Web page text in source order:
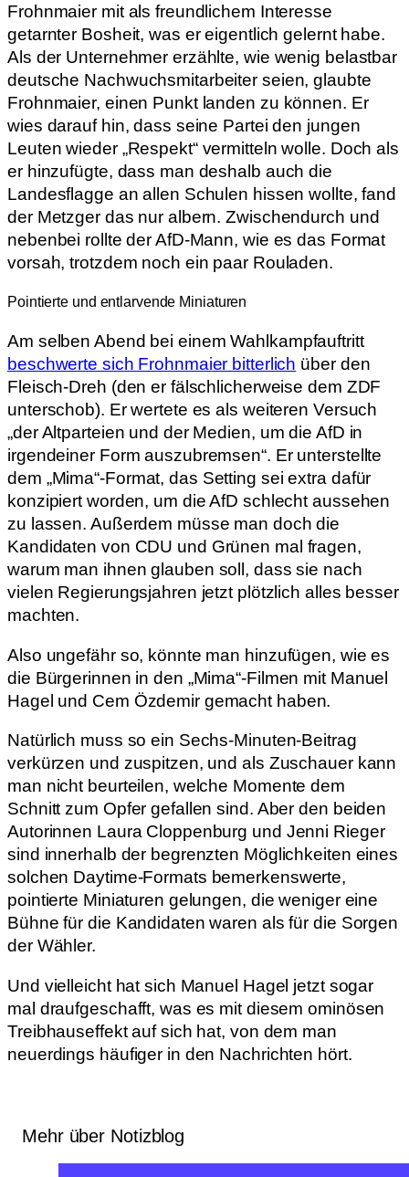
Frohnmaier mit als freundlichem Interesse
getarnter Bosheit, was er eigentlich gelernt habe.
Als der Unternehmer erzählte, wie wenig belastbar
deutsche Nachwuchsmitarbeiter seien, glaubte
Frohnmaier, einen Punkt landen zu können. Er
wies darauf hin, dass seine Partei den jungen
Leuten wieder „Respekt“ vermitteln wolle. Doch als
er hinzufügte, dass man deshalb auch die
Landesflagge an allen Schulen hissen wollte, fand
der Metzger das nur albern. Zwischendurch und
nebenbei rollte der AfD-Mann, wie es das Format
vorsah, trotzdem noch ein paar Rouladen.
Pointierte und entlarvende Miniaturen
Am selben Abend bei einem Wahlkampfauftritt
beschwerte sich Frohnmaier bitterlich über den
Fleisch-Dreh (den er fälschlicherweise dem ZDF
unterschob). Er wertete es als weiteren Versuch
„der Altparteien und der Medien, um die AfD in
irgendeiner Form auszubremsen“. Er unterstellte
dem „Mima“-Format, das Setting sei extra dafür
konzipiert worden, um die AfD schlecht aussehen
zu lassen. Außerdem müsse man doch die
Kandidaten von CDU und Grünen mal fragen,
warum man ihnen glauben soll, dass sie nach
vielen Regierungsjahren jetzt plötzlich alles besser
machten.
Also ungefähr so, könnte man hinzufügen, wie es
die Bürgerinnen in den „Mima“-Filmen mit Manuel
Hagel und Cem Özdemir gemacht haben.
Natürlich muss so ein Sechs-Minuten-Beitrag
verkürzen und zuspitzen, und als Zuschauer kann
man nicht beurteilen, welche Momente dem
Schnitt zum Opfer gefallen sind. Aber den beiden
Autorinnen Laura Cloppenburg und Jenni Rieger
sind innerhalb der begrenzten Möglichkeiten eines
solchen Daytime-Formats bemerkenswerte,
pointierte Miniaturen gelungen, die weniger eine
Bühne für die Kandidaten waren als für die Sorgen
der Wähler.
Und vielleicht hat sich Manuel Hagel jetzt sogar
mal draufgeschafft, was es mit diesem ominösen
Treibhauseffekt auf sich hat, von dem man
neuerdings häufiger in den Nachrichten hört.
Mehr über Notizblog